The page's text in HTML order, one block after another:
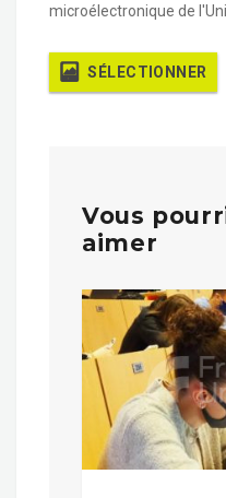
microélectronique de
SÉLECTIONNER
Vous
aimer